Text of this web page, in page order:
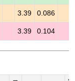
3.39 0.086
3.39 0.104